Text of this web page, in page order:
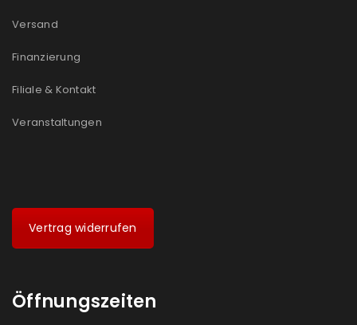
Versand
Finanzierung
Filiale & Kontakt
Veranstaltungen
Vertrag widerrufen
Öffnungszeiten